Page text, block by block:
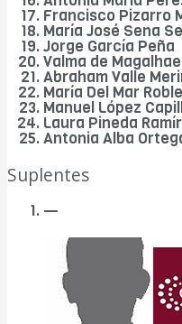
Francisco Pizarro
María José Sena
Jorge García Peña
Valma de
Abraham Valle
María Del Mar
Manuel López
Laura Pineda
Antonia Alba
Suplentes
—